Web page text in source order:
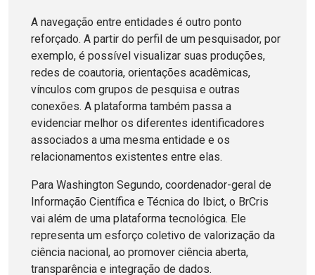
A navegação entre entidades é outro ponto
reforçado. A partir do perfil de um pesquisador, por
exemplo, é possível visualizar suas produções,
redes de coautoria, orientações acadêmicas,
vínculos com grupos de pesquisa e outras
conexões. A plataforma também passa a
evidenciar melhor os diferentes identificadores
associados a uma mesma entidade e os
relacionamentos existentes entre elas.
Para Washington Segundo, coordenador-geral de
Informação Científica e Técnica do Ibict, o BrCris
vai além de uma plataforma tecnológica. Ele
representa um esforço coletivo de valorização da
ciência nacional, ao promover ciência aberta,
transparência e integração de dados.